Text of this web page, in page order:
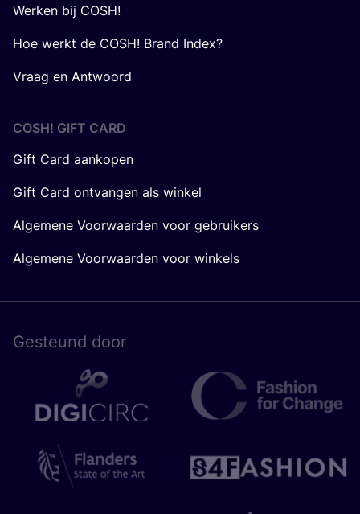
Werken bij COSH!
Hoe werkt de COSH! Brand Index?
Vraag en Antwoord
COSH! GIFT CARD
Gift Card aankopen
Gift Card ontvangen als winkel
Algemene Voorwaarden voor gebruikers
Algemene Voorwaarden voor winkels
Gesteund door